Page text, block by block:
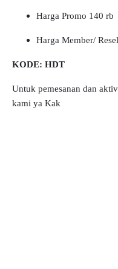
Harga Promo 140 rb
Harga Member/
KODE: HDT
Untuk pemesanan dan
kami ya Kak